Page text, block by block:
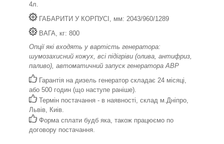
4л.
ГАБАРИТИ У КОРПУСІ, мм: 2043/960/1289
ВАГА, кг: 800
Опції які входять у вартість генератора:
шумозахисний кожух, всі підігріви (олива, антифриз,
паливо), автоматичний запуск генератора АВР
Гарантія на дизель генератор складає 24 місяці,
або 500 годин (що наступе раніше).
Термін постачання - в наявності, склад м.Дніпро,
Львів, Киів.
Форма сплати будб яка, також працюємо по
договору постачання.